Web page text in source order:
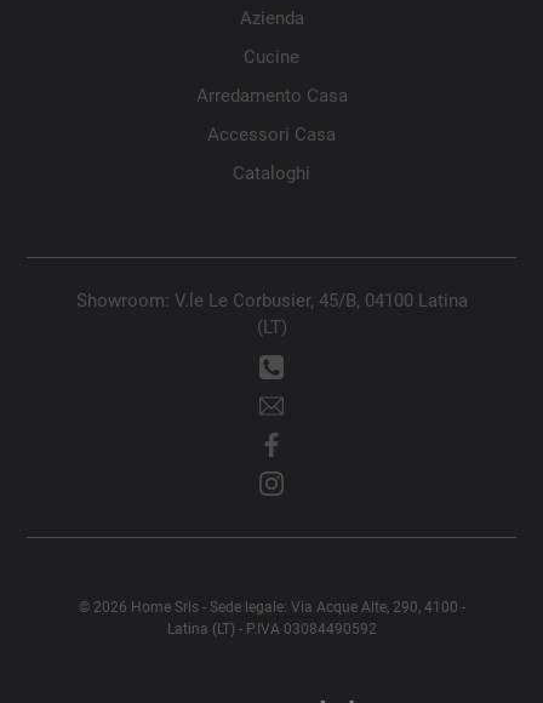
Azienda
Cucine
Arredamento Casa
Accessori Casa
Cataloghi
Showroom: V.le Le Corbusier, 45/B, 04100 Latina
(LT)
© 2026 Home Srls - Sede legale: Via Acque Alte, 290, 4100 -
Latina (LT) - P.IVA 03084490592